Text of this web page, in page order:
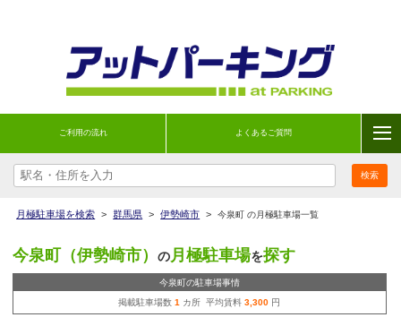
ご利用の流れ よくあるご質問
月極駐車場を検索 > 群馬県 > 伊勢崎市 > 今泉町 の月極駐車場一覧
今泉町（伊勢崎市） の月極駐車場を探す
今泉町の駐車場事情
掲載駐車場数1 カ所 平均賃料3,300 円